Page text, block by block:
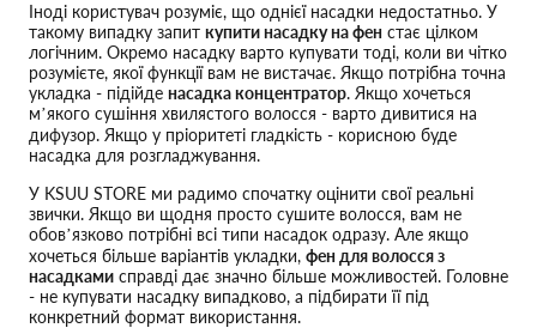
Іноді користувач розуміє, що однієї насадки недостатньо. У
такому випадку запит купити насадку на фен стає цілком
логічним. Окремо насадку варто купувати тоді, коли ви чітко
розумієте, якої функції вам не вистачає. Якщо потрібна точна
укладка - підійде насадка концентратор. Якщо хочеться
м’якого сушіння хвилястого волосся - варто дивитися на
дифузор. Якщо у пріоритеті гладкість - корисною буде
насадка для розгладжування.
У KSUU STORE ми радимо спочатку оцінити свої реальні
звички. Якщо ви щодня просто сушите волосся, вам не
обов’язково потрібні всі типи насадок одразу. Але якщо
хочеться більше варіантів укладки, фен для волосся з
насадками справді дає значно більше можливостей. Головне
- не купувати насадку випадково, а підбирати її під
конкретний формат використання.